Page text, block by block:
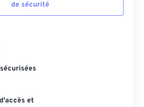
de sécurité
et